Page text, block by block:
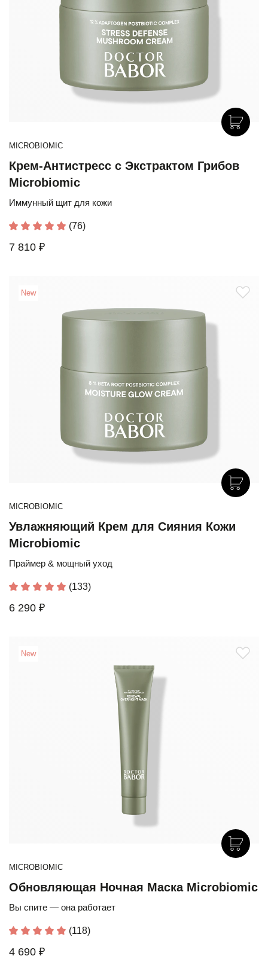
MICROBIOMIC
Крем-Антистресс с Экстрактом Грибов
Microbiomic
Иммунный щит для кожи
(76)
7 810 ₽
New
MICROBIOMIC
Увлажняющий Крем для Сияния Кожи
Microbiomic
Праймер & мощный уход
(133)
6 290 ₽
New
MICROBIOMIC
Обновляющая Ночная Маска Microbiomic
Вы спите — она работает
(118)
4 690 ₽